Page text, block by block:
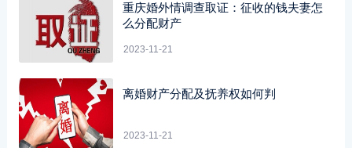
重庆婚外情调查取证：征收的钱夫妻怎
么分配财产
2023-11-21
离婚财产分配及抚养权如何判
2023-11-21